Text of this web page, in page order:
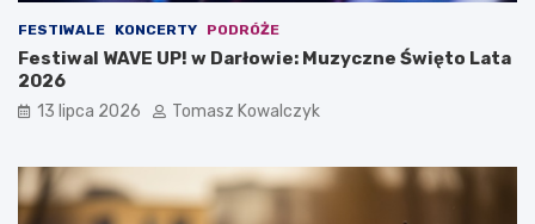
FESTIWALE KONCERTY PODRÓŻE
Festiwal WAVE UP! w Darłowie: Muzyczne Święto Lata
2026
13 lipca 2026 Tomasz Kowalczyk